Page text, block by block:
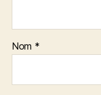
Nom *